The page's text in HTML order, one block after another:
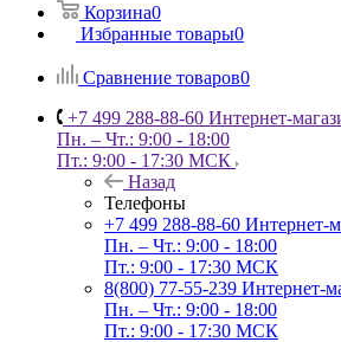
Корзина0
Избранные товары0
Сравнение товаров0
+7 499 288-88-60 Интернет-
Пн. – Чт.: 9:00 - 18:00
Пт.: 9:00 - 17:30 МСК
Назад
Телефоны
+7 499 288-88-60 Интернет-
Пн. – Чт.: 9:00 - 18:00
Пт.: 9:00 - 17:30 МСК
8(800) 77-55-239 Интернет-
Пн. – Чт.: 9:00 - 18:00
Пт.: 9:00 - 17:30 МСК